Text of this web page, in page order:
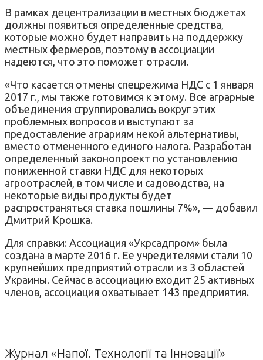
В рамках децентрализации в местных бюджетах
должны появиться определенные средства,
которые можно будет направить на поддержку
местных фермеров, поэтому в ассоциации
надеются, что это поможет отрасли.
«Что касается отмены спецрежима НДС с 1 января
2017 г., мы также готовимся к этому. Все аграрные
объединения сгруппировались вокруг этих
проблемных вопросов и выступают за
предоставление аграриям некой альтернативы,
вместо отмененного единого налога. Разработан
определенный законопроект по установлению
пониженной ставки НДС для некоторых
агроотраслей, в том числе и садоводства, на
некоторые виды продукты будет
распространяться ставка пошлины 7%», — добавил
Дмитрий Крошка.
Для справки: Ассоциация «Укрсадпром» была
создана в марте 2016 г. Ее учредителями стали 10
крупнейших предприятий отрасли из 3 областей
Украины. Сейчас в ассоциацию входит 25 активных
членов, ассоциация охватывает 143 предприятия.
Журнал «Напої. Технології та Інновації»